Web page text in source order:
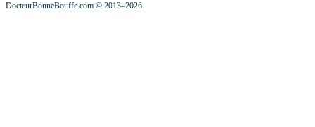
DocteurBonneBouffe.com © 2013–2026